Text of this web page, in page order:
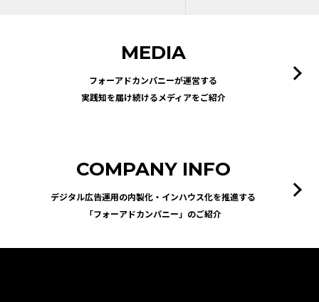
MEDIA
フォーアドカンパニーが運営する
実践知を届け続けるメディアをご紹介
COMPANY INFO
デジタル広告運用の内製化・インハウス化を推進する
「フォーアドカンパニー」のご紹介